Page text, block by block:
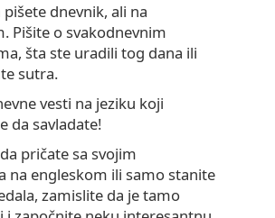
pišete dnevnik, ali na
Pišite o svakodnevnim
šta ste uradili tog dana ili
sutra.
vesti na jeziku koji
da savladate!
pričate sa svojim
na engleskom ili samo stanite
zamislite da je tamo